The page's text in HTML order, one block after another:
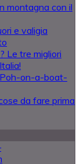
montagna con il
Le tre migliori
da fare prima